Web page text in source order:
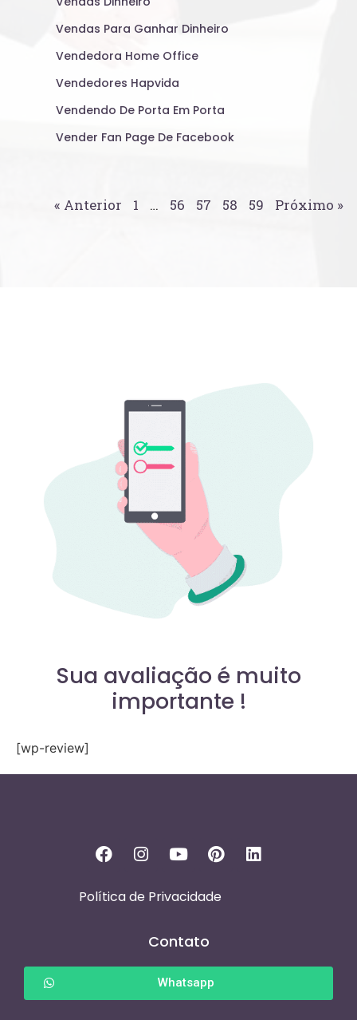
Vendas Para Ganhar Dinheiro
Vendedora Home Office
Vendedores Hapvida
Vendendo De Porta Em Porta
Vender Fan Page De Facebook
« Anterior 1 … 56 57 58 59 Próximo »
Sua avaliação é muito
importante !
[wp-review]
Política de Privacidade
Contato
Whatsapp